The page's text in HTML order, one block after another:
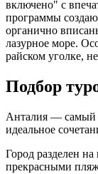
включено" с
программы
органично
лазурное море.
райском уголке,
Подбор
Анталия — самый
идеальное
Город разделен
прекрасными